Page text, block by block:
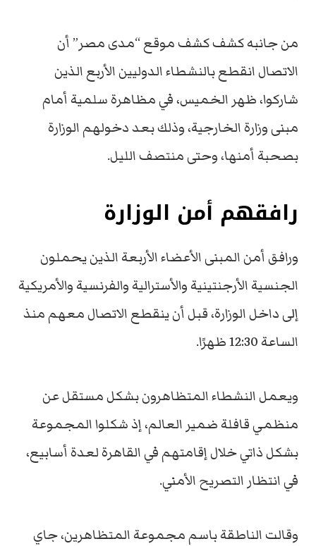
من جانبه كشف كشف موقع “مدى مصر” أن
الاتصال انقطع بالنشطاء الدوليين الأربع الذين
شاركوا، ظهر الخميس، في مظاهرة سلمية أمام
مبنى وزارة الخارجية، وذلك بعد دخولهم الوزارة
بصحبة أمنها، وحتى منتصف الليل.
رافقهم أمن الوزارة
ورافق أمن المبنى الأعضاء الأربعة الذين يحملون
الجنسية الأرجنتينية والأسترالية والفرنسية والأمريكية
إلى داخل الوزارة، قبل أن ينقطع الاتصال معهم منذ
الساعة 12:30 ظهرًا.
ويعمل النشطاء المتظاهرون بشكل مستقل عن
منظمي قافلة ضمير العالم، إذ شكلوا المجموعة
بشكل ذاتي خلال إقامتهم في القاهرة لعدة أسابيع،
في انتظار التصريح الأمني.
وقالت الناطقة باسم مجموعة المتظاهرين، جاي